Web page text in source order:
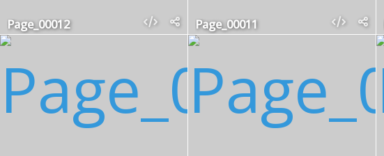
Page_00012 Page_00011